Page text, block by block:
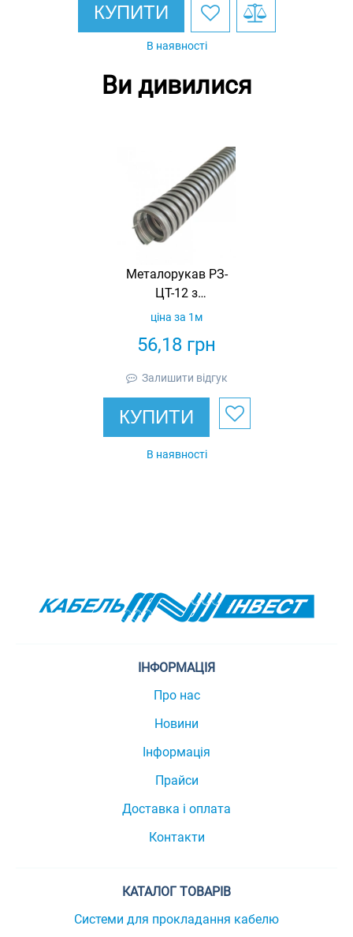
КУПИТИ
В наявності
Ви дивилися
Металорукав РЗ-
ЦТ-12 з
термостійким
STANDART з
56,18 грн
ціна за 1м
Залишити відгук
КУПИТИ
В наявності
ІНФОРМАЦІЯ
Про нас
Новини
Інформація
Прайси
Доставка і оплата
Контакти
КАТАЛОГ ТОВАРІВ
Системи для прокладання кабелю